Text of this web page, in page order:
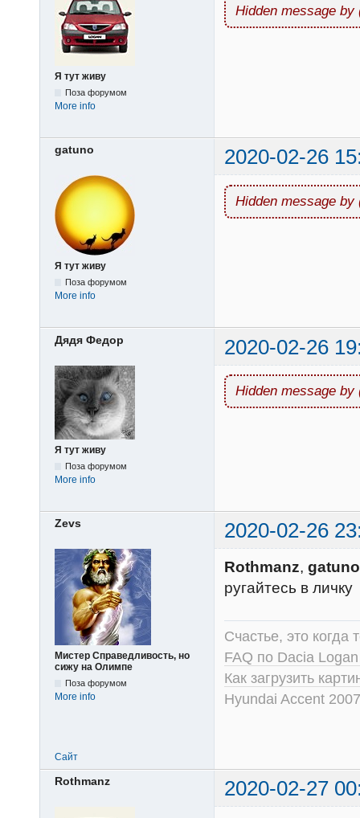
Я тут живу
Поза форумом
More info
Hidden message by
gatuno 2020-02-26
Я тут живу
Поза форумом
More info
Hidden message by
Дядя Федор 2020-02-26
Я тут живу
Поза форумом
More info
Hidden message by
Zevs 2020-02-26
Мистер Справедливость, но
сижу на Олимпе
Поза форумом
More info
Rothmanz, gatuno
ругайтесь в личку
Счастье, это когда
FAQ по Dacia
Как загрузить
Hyundai Accent
Сайт
Rothmanz 2020-02-27